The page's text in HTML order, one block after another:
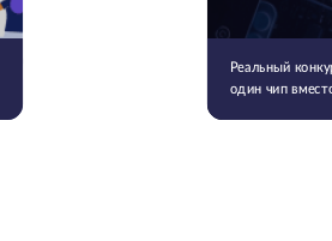
Реальный
один чип